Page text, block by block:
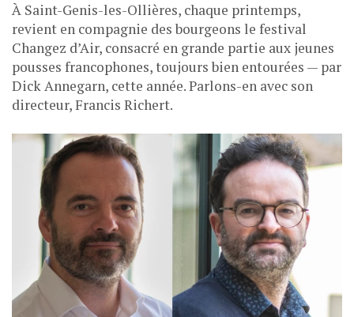
À Saint-Genis-les-Ollières, chaque printemps,
revient en compagnie des bourgeons le festival
Changez d’Air, consacré en grande partie aux jeunes
pousses francophones, toujours bien entourées — par
Dick Annegarn, cette année. Parlons-en avec son
directeur, Francis Richert.